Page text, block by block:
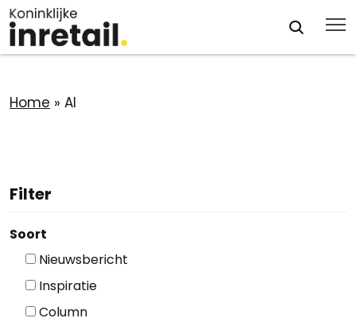
Home » AI
Filter
Soort
Nieuwsbericht
Inspiratie
Column